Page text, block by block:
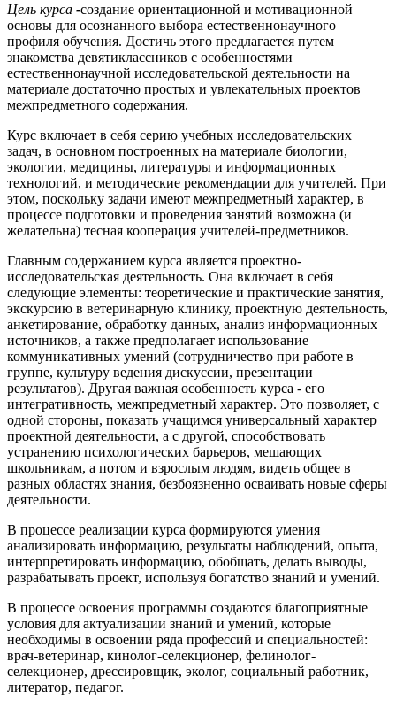
Цель курса -создание ориентационной и мотивационной
основы для осознанного выбора естественнонаучного
профиля обучения. Достичь этого предлагается путем
знакомства девятиклассников с особенностями
естественнонаучной исследовательской деятельности на
материале достаточно простых и увлекательных проектов
межпредметного содержания.
Курс включает в себя серию учебных исследовательских
задач, в основном построенных на материале биологии,
экологии, медицины, литературы и информационных
технологий, и методические рекомендации для учителей. При
этом, поскольку задачи имеют межпредметный характер, в
процессе подготовки и проведения занятий возможна (и
желательна) тесная кооперация учителей-предметников.
Главным содержанием курса является проектно-
исследовательская деятельность. Она включает в себя
следующие элементы: теоретические и практические занятия,
экскурсию в ветеринарную клинику, проектную деятельность,
анкетирование, обработку данных, анализ информационных
источников, а также предполагает использование
коммуникативных умений (сотрудничество при работе в
группе, культуру ведения дискуссии, презентации
результатов). Другая важная особенность курса - его
интегративность, межпредметный характер. Это позволяет, с
одной стороны, показать учащимся универсальный характер
проектной деятельности, а с другой, способствовать
устранению психологических барьеров, мешающих
школьникам, а потом и взрослым людям, видеть общее в
разных областях знания, безбоязненно осваивать новые сферы
деятельности.
В процессе реализации курса формируются умения
анализировать информацию, результаты наблюдений, опыта,
интерпретировать информацию, обобщать, делать выводы,
разрабатывать проект, используя богатство знаний и умений.
В процессе освоения программы создаются благоприятные
условия для актуализации знаний и умений, которые
необходимы в освоении ряда профессий и специальностей:
врач-ветеринар, кинолог-селекционер, фелинолог-
селекционер, дрессировщик, эколог, социальный работник,
литератор, педагог.